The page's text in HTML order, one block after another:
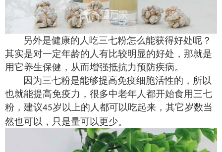
另外是健康的人吃三七粉怎么能获得好处呢？
其实是对一定年龄的人有比较明显的好处，那就是
用它养生保健，从而增强抵抗力预防疾病。
因为三七粉是能够提高免疫细胞活性的，所以
也就能提高免疫力，很多中老年人都开始食用三七
粉，建议45岁以上的人都可以吃起来，其它岁数当
然也可以，只是量可以更少。